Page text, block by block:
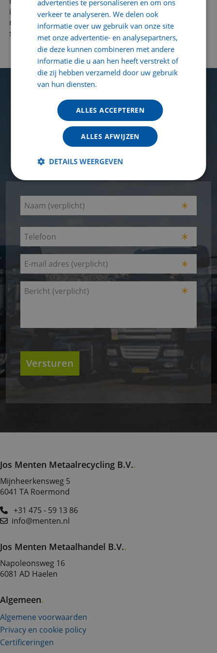
innovatie en verbeteringen op het gebied van
metaalverwerking en- recycling dé specialist in de
sector.
LAAT ONS JE HELPEN
Benieuwd naar ons assortiment of heeft u nog
helpen.
Naam
Telefoon
E-
mailadres
(Vereist)
Bericht
Jos Menten Metaalrecycling B.V.
Mijnheerkensweg 5
6041 TA Roermond
+31 475 - 59 13 86
info@menten.nl
Jos Menten Metaalhandel B.V.
Napoleonsweg 16
6081 AD Haelen
Algemeen
Algemene voorwaarden
Privacy en cookie policy
Certificeringen
advertenties te personaliseren en om ons
verkeer te analyseren. We delen ook
informatie over uw gebruik van onze site
met onze advertentie- en analysepartners,
die deze kunnen combineren met andere
informatie die u aan hen heeft verstrekt of
die zij hebben verzameld door uw gebruik
van hun diensten.
ALLES ACCEPTEREN
ALLES AFWIJZEN
DETAILS WEERGEVEN